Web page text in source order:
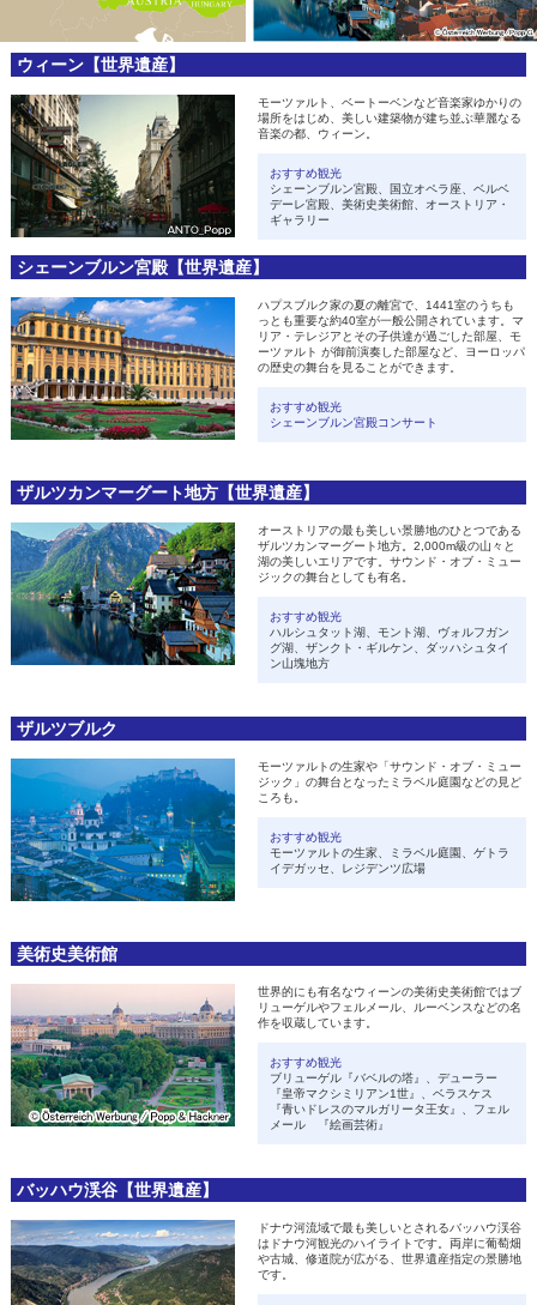
ウィーン【世界遺産】
モーツァルト、ベートーベンなど音楽家ゆかりの
場所をはじめ、美しい建築物が建ち並ぶ華麗なる
音楽の都、ウィーン。
おすすめ観光
シェーンブルン宮殿、国立オペラ座、ベルベ
デーレ宮殿、美術史美術館、オーストリア・
ギャラリー
シェーンブルン宮殿【世界遺産】
ハプスブルク家の夏の離宮で、1441室のうちも
っとも重要な約40室が一般公開されています。マ
リア・テレジアとその子供達が過ごした部屋、モ
ーツァルト が御前演奏した部屋など、ヨーロッパ
の歴史の舞台を見ることができます。
おすすめ観光
シェーンブルン宮殿コンサート
ザルツカンマーグート地方【世界遺産】
オーストリアの最も美しい景勝地のひとつである
ザルツカンマーグート地方。2,000m級の山々と
湖の美しいエリアです。サウンド・オブ・ミュー
ジックの舞台としても有名。
おすすめ観光
ハルシュタット湖、モント湖、ヴォルフガン
グ湖、ザンクト・ギルケン、ダッハシュタイ
ン山塊地方
ザルツブルク
モーツァルトの生家や「サウンド・オブ・ミュー
ジック」の舞台となったミラベル庭園などの見ど
ころも。
おすすめ観光
モーツァルトの生家、ミラベル庭園、ゲトラ
イデガッセ、レジデンツ広場
美術史美術館
世界的にも有名なウィーンの美術史美術館ではブ
リューゲルやフェルメール、ルーベンスなどの名
作を収蔵しています。
おすすめ観光
ブリューゲル『バベルの塔』、デューラー
『皇帝マクシミリアン1世』、ベラスケス
『青いドレスのマルガリータ王女』、フェル
メール 『絵画芸術』
バッハウ渓谷【世界遺産】
ドナウ河流域で最も美しいとされるバッハウ渓谷
はドナウ河観光のハイライトです。両岸に葡萄畑
や古城、修道院が広がる、世界遺産指定の景勝地
です。